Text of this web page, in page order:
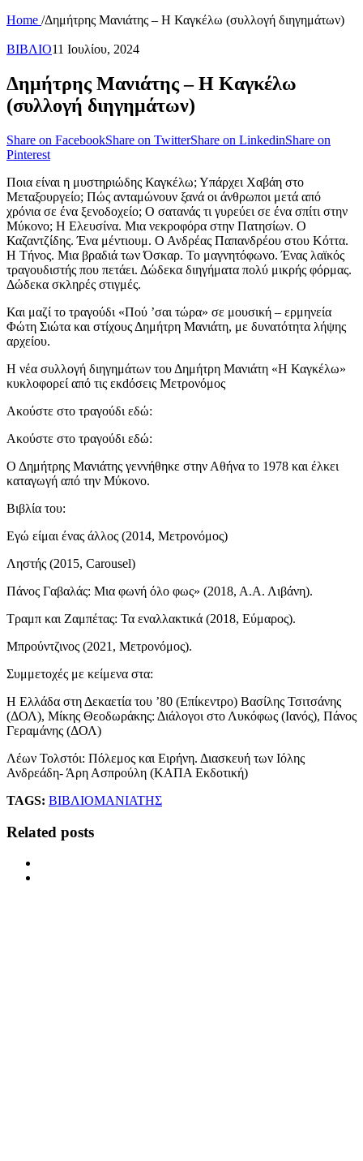
Home /Δημήτρης Μανιάτης – Η Καγκέλω (συλλογή διηγημάτων)
ΒΙΒΛΙΟ11 Ιουλίου, 2024
Δημήτρης Μανιάτης – Η Καγκέλω
(συλλογή διηγημάτων)
Share on FacebookShare on TwitterShare on LinkedinShare on
Pinterest
Ποια είναι η μυστηριώδης Καγκέλω; Υπάρχει Χαβάη στο
Μεταξουργείο; Πώς ανταμώνουν ξανά οι άνθρωποι μετά από
χρόνια σε ένα ξενοδοχείο; Ο σατανάς τι γυρεύει σε ένα σπίτι στην
Μύκονο; Η Ελευσίνα. Μια νεκροφόρα στην Πατησίων. Ο
Καζαντζίδης. Ένα μέντιουμ. Ο Ανδρέας Παπανδρέου στου Κόττα.
Η Τήνος. Μια βραδιά των Όσκαρ. Το μαγνητόφωνο. Ένας λαϊκός
τραγουδιστής που πετάει. Δώδεκα διηγήματα πολύ μικρής φόρμας.
Δώδεκα σκληρές στιγμές.
Και μαζί το τραγούδι «Πού ’σαι τώρα» σε μουσική – ερμηνεία
Φώτη Σιώτα και στίχους Δημήτρη Μανιάτη, με δυνατότητα λήψης
αρχείου.
Η νέα συλλογή διηγημάτων του Δημήτρη Μανιάτη «Η Καγκέλω»
κυκλοφορεί από τις εκdόσεις Μετρονόμος
Ακούστε στο τραγούδι εδώ:
Ακούστε στο τραγούδι εδώ:
Ο Δημήτρης Μανιάτης γεννήθηκε στην Αθήνα το 1978 και έλκει
καταγωγή από την Μύκονο.
Βιβλία του:
Εγώ είμαι ένας άλλος (2014, Μετρονόμος)
Ληστής (2015, Carousel)
Πάνος Γαβαλάς: Μια φωνή όλο φως» (2018, Α.Α. Λιβάνη).
Τραμπ και Ζαμπέτας: Τα εναλλακτικά (2018, Εύμαρος).
Μπρούντζινος (2021, Μετρονόμος).
Συμμετοχές με κείμενα στα:
Η Ελλάδα στη Δεκαετία του ’80 (Επίκεντρο) Βασίλης Τσιτσάνης
(ΔΟΛ), Μίκης Θεοδωράκης: Διάλογοι στο Λυκόφως (Ιανός), Πάνος
Γεραμάνης (ΔΟΛ)
Λέων Τολστόι: Πόλεμος και Ειρήνη. Διασκευή των Ιόλης
Ανδρεάδη- Άρη Ασπρούλη (ΚΑΠΑ Εκδοτική)
TAGS: ΒΙΒΛΙΟΜΑΝΙΑΤΗΣ
Related posts